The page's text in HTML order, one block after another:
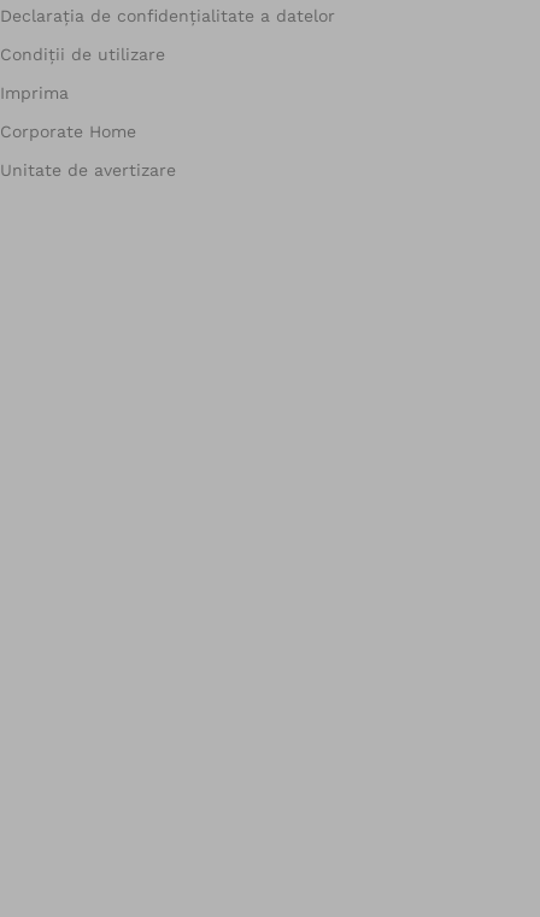
Declarația de confidențialitate a datelor
Condiții de utilizare
Imprima
Corporate Home
Unitate de avertizare